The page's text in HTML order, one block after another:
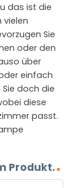
das ist die
vielen
Sie
oder den
über
einfach
doch die
diese
passt.
Produkt.